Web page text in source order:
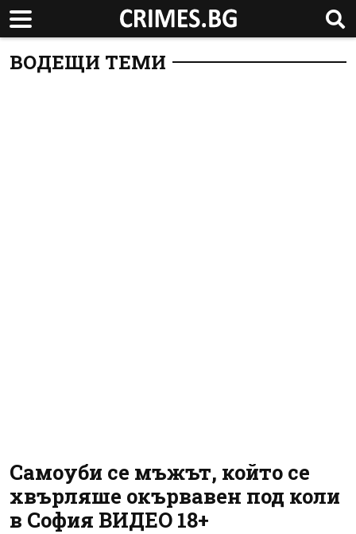
ВОДЕЩИ ТЕМИ
Самоуби се мъжът, който се
хвърляше окървавен под коли
в София ВИДЕО 18+